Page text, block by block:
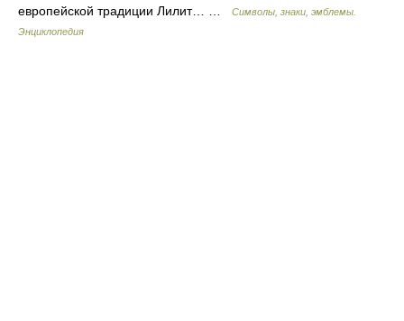
европейской традиции Лилит… …
Символы, знаки, эмблемы.
Энциклопедия